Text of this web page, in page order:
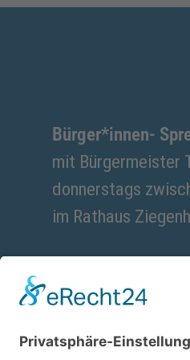
Bürger*innen-
mit Bürgermeister
donnerstags
im Rathaus